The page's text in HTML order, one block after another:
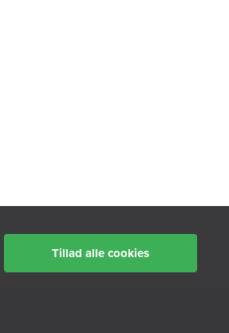
Tillad alle cookies